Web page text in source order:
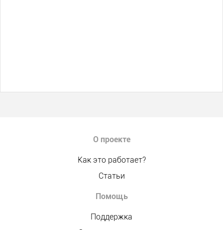
О проекте
Как это работает?
Статьи
Помощь
Поддержка